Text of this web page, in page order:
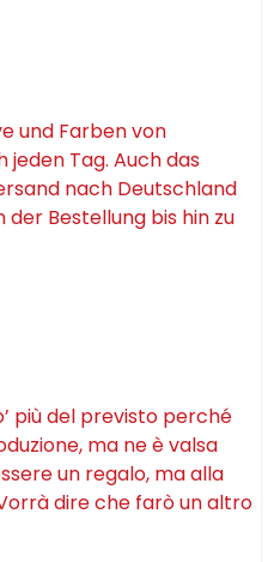
und Farben von
Tag. Auch das
nach Deutschland
Bestellung bis hin zu
più del previsto perché
ma ne è valsa
un regalo, ma alla
dire che farò un altro